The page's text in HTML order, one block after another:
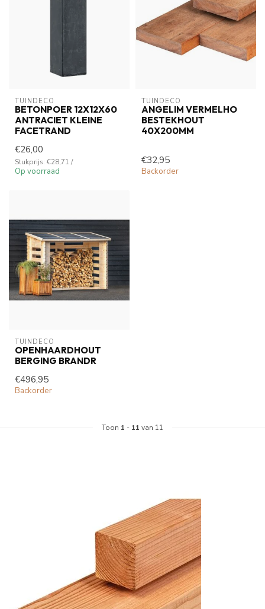
TUINDECO
BETONPOER 12X12X60
ANTRACIET KLEINE
FACETRAND
€26,00
Stukprijs: €28,71 /
Op voorraad
TUINDECO
ANGELIM VERMELHO
BESTEKHOUT
40X200MM
€32,95
Backorder
TUINDECO
OPENHAARDHOUT
BERGING BRANDR
€496,95
Backorder
Toon 1 - 11 van 11